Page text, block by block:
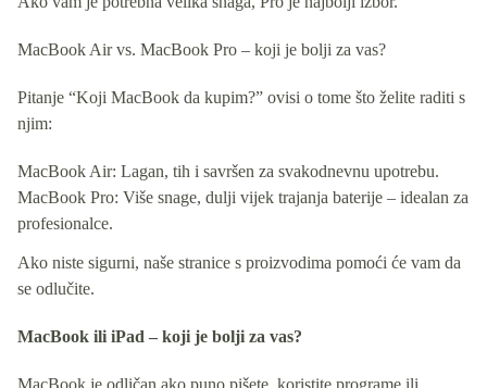
MacBook Air vs. MacBook Pro – koji je bolji za vas?
Pitanje “Koji MacBook da kupim?” ovisi o tome što želite raditi s
njim:
MacBook Air: Lagan, tih i savršen za svakodnevnu upotrebu.
MacBook Pro: Više snage, dulji vijek trajanja baterije – idealan za
profesionalce.
Ako niste sigurni, naše stranice s proizvodima pomoći će vam da
se odlučite.
MacBook ili iPad – koji je bolji za vas?